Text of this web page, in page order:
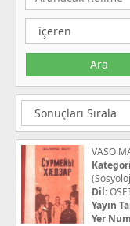
VASO
Dil:
Yayın
Yer